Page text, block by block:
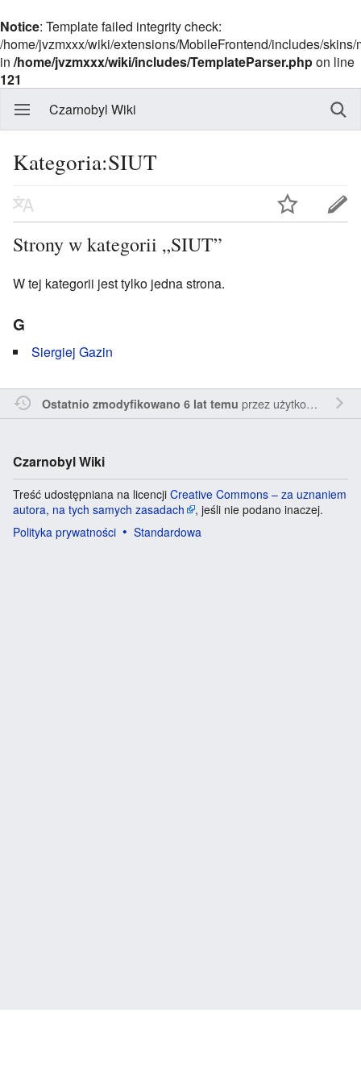
Notice: Template failed integrity check:
/home/jvzmxxx/wiki/extensions/MobileFrontend/includes/
in /home/jvzmxxx/wiki/includes/TemplateParser.phpon line
121
Czarnobyl Wiki
Kategoria:SIUT
Strony w kategorii „SIUT”
W tej kategorii jest tylko jedna strona.
G
Siergiej Gazin
Ostatnio zmodyfikowano 6 lat temu przez użytkownika Bagration
Czarnobyl Wiki
Treść udostępniana na licencji Creative Commons – za uznaniem
autora, na tych samych zasadach
, jeśli nie podano inaczej.
Polityka prywatności
Standardowa